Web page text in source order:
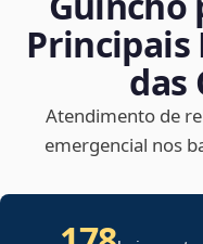
Principais
das
Atendimento de
emergencial nos